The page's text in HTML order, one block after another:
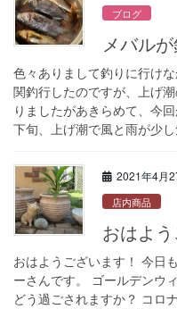
ブログ
メバル
色々ありまして釣りに行け
関釣行したのですが、上げ
りましたがあきらめて、今
下旬、上げ潮で風と雨が少
2021年4月
店内商品
おはよ
おはようございます！ 今
ーさんです。 ゴールデンウ
どう過ごされますか？ コロ